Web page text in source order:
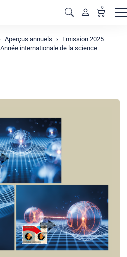
0
Aperçus annuels
Emission 2025
Année internationale de la science